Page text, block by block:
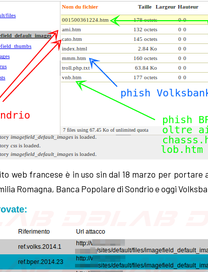
web francese è in uso sin dal 18 marzo per portare
Romagna, Banca Popolare di Sondrio e oggi